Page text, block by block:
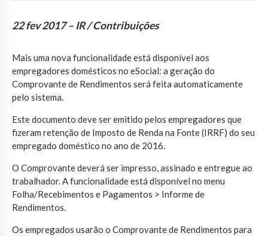
22 fev 2017 – IR / Contribuições
Mais uma nova funcionalidade está disponível aos
empregadores domésticos no eSocial: a geração do
Comprovante de Rendimentos será feita automaticamente
pelo sistema.
Este documento deve ser emitido pelos empregadores que
fizeram retenção de Imposto de Renda na Fonte (IRRF) do seu
empregado doméstico no ano de 2016.
O Comprovante deverá ser impresso, assinado e entregue ao
trabalhador. A funcionalidade está disponível no menu
Folha/Recebimentos e Pagamentos > Informe de
Rendimentos.
Os empregados usarão o Comprovante de Rendimentos para